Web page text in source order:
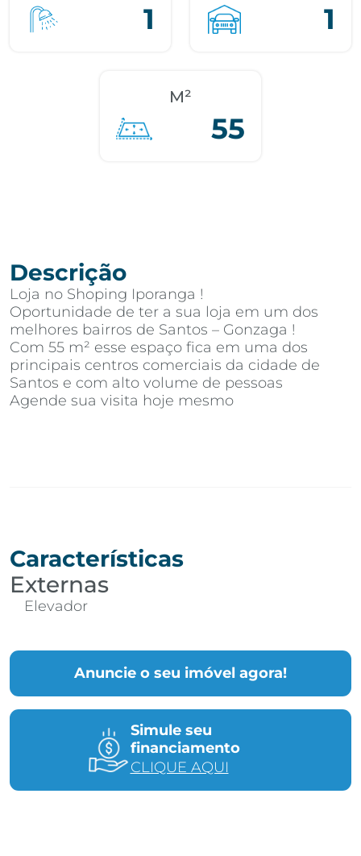
1 1
M²
55
Descrição
Loja no Shoping Iporanga !
Oportunidade de ter a sua loja em um dos
melhores bairros de Santos – Gonzaga !
Com 55 m² esse espaço fica em uma dos
principais centros comerciais da cidade de
Santos e com alto volume de pessoas
Agende sua visita hoje mesmo
Anuncie o seu imóvel agora!
Simule seu
financiamento
CLIQUE AQUI
Características
Externas
Elevador